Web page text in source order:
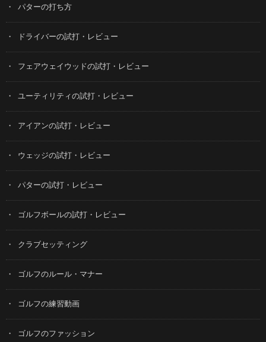
パターの打ち方
ドライバーの試打・レビュー
フェアウェイウッドの試打・レビュー
ユーティリティの試打・レビュー
アイアンの試打・レビュー
ウェッジの試打・レビュー
パターの試打・レビュー
ゴルフボールの試打・レビュー
クラブセッティング
ゴルフのルール・マナー
ゴルフの練習動画
ゴルフのファッション